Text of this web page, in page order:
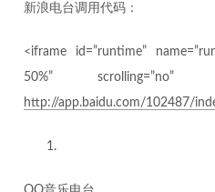
新浪电台调用代码：
<iframe id=”runtime”
50%” scrolling=”no”
http://app.baidu.com/102487/